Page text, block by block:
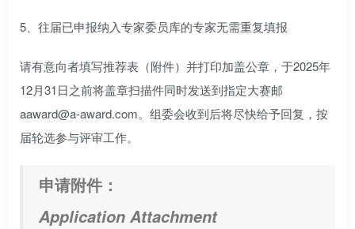
5、往届已申报纳入专家委员库的专家无需重复填报
请有意向者填写推荐表（附件）并打印加盖公章，于2025年
12月31日之前将盖章扫描件同时发送到指定大赛邮
aaward@a-award.com。组委会收到后将尽快给予回复，按
届轮选参与评审工作。
申请附件：
Application Attachment